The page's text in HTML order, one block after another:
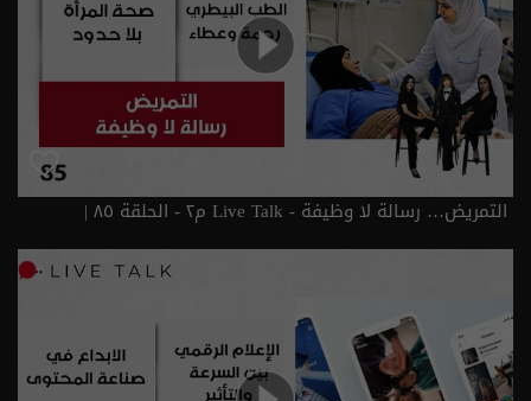
التمريض… رسالة لا وظيفة - Live Talk م٢ - الحلقة ٨٥ |
الموسم 2